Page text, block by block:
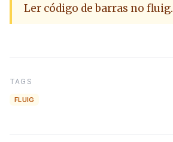
Ler código de barras no fluig.
TAGS
FLUIG